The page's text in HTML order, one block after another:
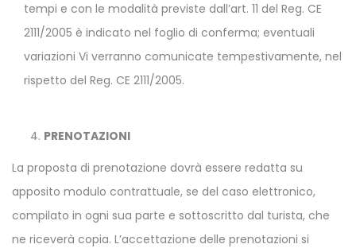
tempi e con le modalità previste dall’art. 11 del Reg. CE
2111/2005 è indicato nel foglio di conferma; eventuali
variazioni Vi verranno comunicate tempestivamente, nel
rispetto del Reg. CE 2111/2005.
PRENOTAZIONI
La proposta di prenotazione dovrà essere redatta su
apposito modulo contrattuale, se del caso elettronico,
compilato in ogni sua parte e sottoscritto dal turista, che
ne riceverà copia. L’accettazione delle prenotazioni si